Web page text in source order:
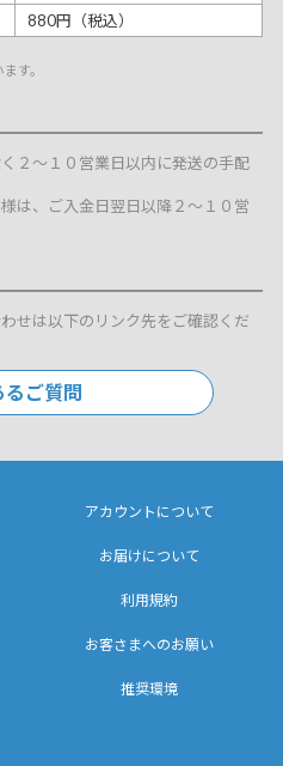
880円（税込）
す。
２～１０営業日以内に発送の手配
は、ご入金日翌日以降２～１０営
せは以下のリンク先をご確認くだ
るご質問
アカウントについて
お届けについて
利用規約
お客さまへのお願い
推奨環境